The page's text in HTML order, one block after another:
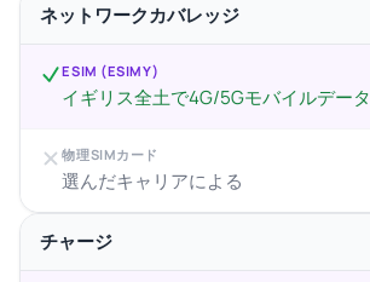
ネットワークカバレッジ
ESIM (ESIMY)
イギリス全土で4G/5Gモバイルデータ
物理SIMカード
選んだキャリアによる
チャージ